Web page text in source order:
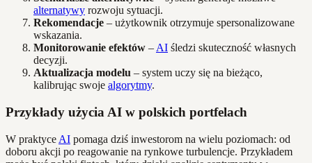
alternatywy rozwoju sytuacji.
Rekomendacje – użytkownik otrzymuje spersonalizowane
wskazania.
Monitorowanie efektów – AI śledzi skuteczność własnych
decyzji.
Aktualizacja modelu – system uczy się na bieżąco,
kalibrując swoje algorytmy.
Przykłady użycia AI w polskich portfelach
W praktyce AI pomaga dziś inwestorom na wielu poziomach: od
doboru akcji po reagowanie na rynkowe turbulencje. Przykładem